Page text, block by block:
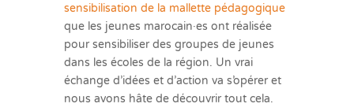
sensibilisation de la mallette pédagogique
que les jeunes marocain·es ont réalisée
pour sensibiliser des groupes de jeunes
dans les écoles de la région. Un vrai
échange d’idées et d’action va s’opérer et
nous avons hâte de découvrir tout cela.